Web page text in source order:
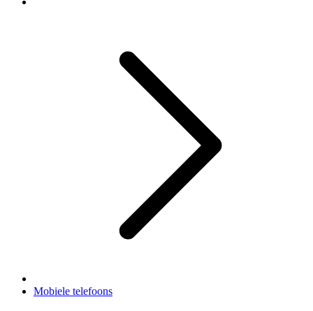
Mobiele telefoons